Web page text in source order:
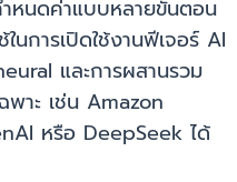
ำหนดค่าแบบหลายขั้นตอน
นการเปิดใช้งานฟีเจอร์ AI
และการผสานรวม
พาะ เช่น Amazon
หรือ DeepSeek ได้